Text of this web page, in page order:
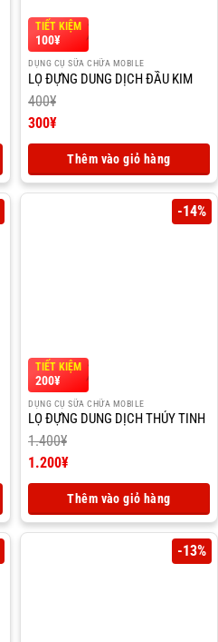
TIẾT KIỆM
100¥
DỤNG CỤ SỮA CHỮA MOBILE
LỌ ĐỰNG DUNG DỊCH ĐẦU KIM
400¥
Giá
400¥.
300¥
tại
là:
Thêm vào giỏ hàng
-14%
TIẾT KIỆM
200¥
DỤNG CỤ SỮA CHỮA MOBILE
LỌ ĐỰNG DUNG DỊCH THỦY TINH
1.400¥
Giá
1.400¥.
1.200¥
tại
là:
Thêm vào giỏ hàng
-13%